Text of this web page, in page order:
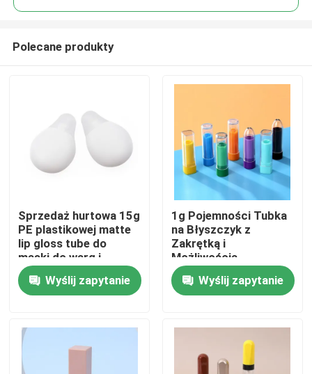
Dom
Polecane produkty
Sprzedaż hurtowa 15g
PE plastikowej matte
lip gloss tube do
maski do warg i
opakowań
kosmetycznych
Wyślij zapytanie
1g Pojemności Tubka
na Błyszczyk z
Zakrętką i
Możliwością
Personalizacji dla
Precyzyjnej Aplikacji
Wyślij zapytanie